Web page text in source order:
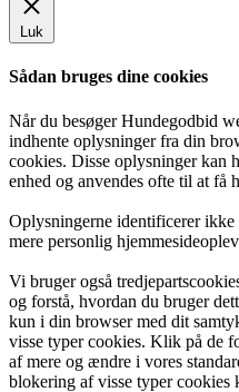
Luk
Sådan bruges dine cookies
Når du besøger Hundegodbid
indhente oplysninger fra din
cookies. Disse oplysninger kan
enhed og anvendes ofte til at få
Oplysningerne identificerer
mere personlig
Vi bruger også
og forstå, hvordan du bruger
kun i din browser med dit
visse typer cookies. Klik på de
af mere og ændre i vores
blokering af visse typer cookies